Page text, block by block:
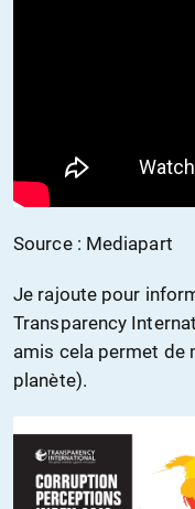
Source : Mediapart
Je rajoute pour
Transparency
amis cela permet de
planète).